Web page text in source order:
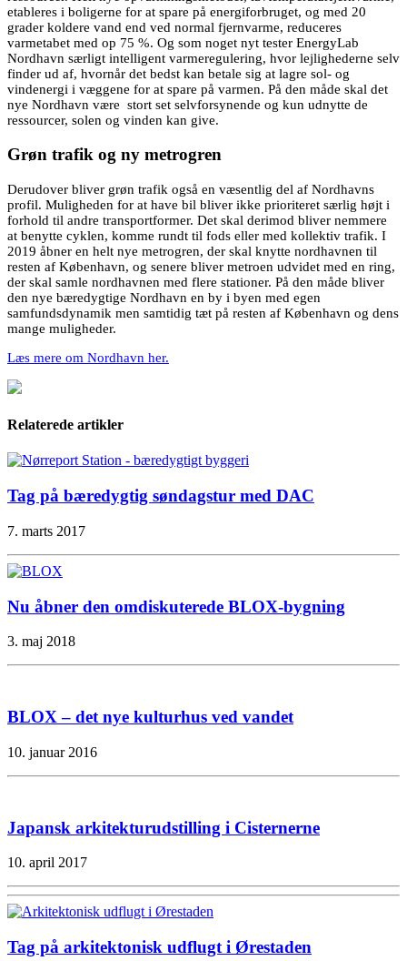
etableres i boligerne for at spare på energiforbruget, og med 20
grader koldere vand end ved normal fjernvarme, reduceres
varmetabet med op 75 %. Og som noget nyt tester EnergyLab
Nordhavn særligt intelligent varmeregulering, hvor lejlighederne selv
finder ud af, hvornår det bedst kan betale sig at lagre sol- og
vindenergi i væggene for at spare på varmen. På den måde skal det
nye Nordhavn være stort set selvforsynende og kun udnytte de
ressourcer, solen og vinden kan give.
Grøn trafik og ny metrogren
Derudover bliver grøn trafik også en væsentlig del af Nordhavns
profil. Muligheden for at have bil bliver ikke prioriteret særlig højt i
forhold til andre transportformer. Det skal derimod bliver nemmere
at benytte cyklen, komme rundt til fods eller med kollektiv trafik. I
2019 åbner en helt nye metrogren, der skal knytte nordhavnen til
resten af København, og senere bliver metroen udvidet med en ring,
der skal samle nordhavnen med flere stationer. På den måde bliver
den nye bæredygtige Nordhavn en by i byen med egen
samfundsdynamik men samtidig tæt på resten af København og dens
mange muligheder.
Læs mere om Nordhavn her.
Relaterede artikler
Tag på bæredygtig søndagstur med DAC
7. marts 2017
Nu åbner den omdiskuterede BLOX-bygning
3. maj 2018
BLOX – det nye kulturhus ved vandet
10. januar 2016
Japansk arkitekturudstilling i Cisternerne
10. april 2017
Tag på arkitektonisk udflugt i Ørestaden